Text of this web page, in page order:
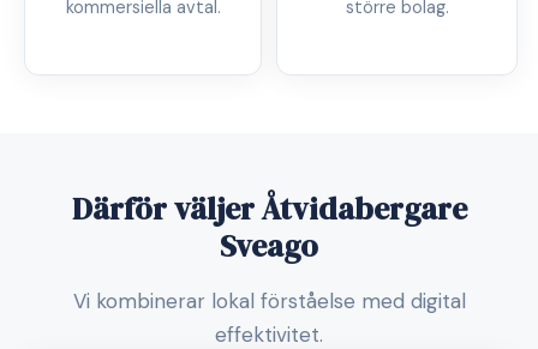
kommersiella avtal.
större bolag.
Därför väljer Åtvidabergare
Sveago
Vi kombinerar lokal förståelse med digital
effektivitet.